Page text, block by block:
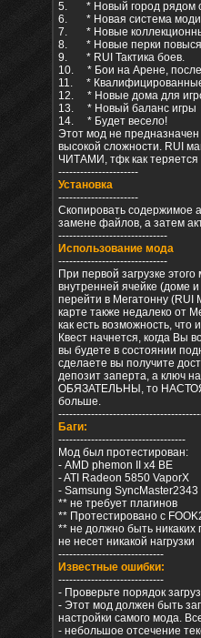
5. * Новый город рядом с
6. * Новая система
7. * Новые
8. * Новые перки
9. * RUI Тактика боев.
10. * Бои на Арене, после
11. *
12. * Новые дома для
13. * Новый баланс игры
14. * Будет весело!
Этот мод не предназначен
высокой сложности. RUI
ЧИТАМИ, тфк как
----------------------
Установка
----------------------
Скопировать содержимое
замене файлов, а затем
------------------------------
Использование мода
------------------------------
При первой загрузке
внутренней ячейке (доме
перейти в Мегатонну (RUI
карте также недалеко от
как есть возможность,
Квест начнется, когда Вы
вы будете в состоянии
сделаете вы получите
депозит заперта, а ключ
ОБЯЗАТЕЛЬНЫ, то
больше.
Баги:
-----------------------------------
Мод был протестирован:
- AMD phemon II x4 BE
- ATI Radeon 5850 VaporX
- Samsung SyncMaster2343
** не требует плагинов
** Протестировано с
** не должно быть никаких
не несет никакой нагрузки
-----------------------------
Известные ошибки:
-----------------------------
- Проверьте порядок
- Этот мод должен быть
настройки самого мода.
- небольшое отсечение